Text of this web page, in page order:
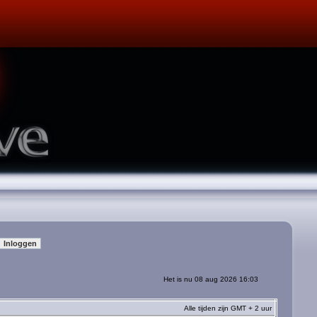
Het is nu 08 aug 2026 16:03
Alle tijden zijn GMT + 2 uur